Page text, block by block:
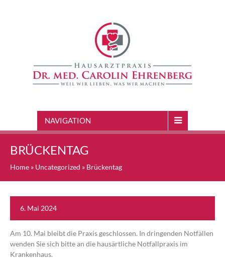
NAVIGATION
BRÜCKENTAG
Home » Uncategorized » Brückentag
6. Mai 2024
Am 10. Mai bleibt die Praxis geschlossen. In dringenden Notfällen
wenden Sie sich bitte an die hausärtliche Notfallpraxis im
Krankenhaus.